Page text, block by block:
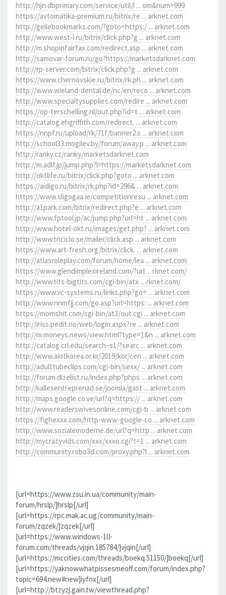
http://hjn.dbprimary.com/service/util/l ... om&num=999
https://avtomatika-premium.ru/bitrix/re ... arknet.com
http://geilebookmarks.com/?goto=https:/ ... arknet.com
http://www.west-l.ru/bitrix/click.php?g ... arknet.com
http://m.shopinfairfax.com/redirect.asp ... arknet.com
http://samovar-forum.ru/go?https://marketsdarknet.com
http://rp-server.com/bitrix/click.php?g ... arknet.com
https://www.chernovskie.ru/bitrix/rk.ph ... arknet.com
http://www.wieland-dental.de/nc/en/reco ... arknet.com
http://www.specialtysupplies.com/redire ... arknet.com
https://op-terschelling.nl/out.php?id=t ... arknet.com
http://catalog.ehgriffith.com/redirect. ... arknet.com
https://nnpf.ru/upload/rk/71f/banner2.s ... arknet.com
http://school33.mogilev.by/forum/away.p ... arknet.com
http://ranky.cz/ranky/marketsdarknet.com
http://m.adlf.jp/jump.php?l=https://marketsdarknet.com
http://oktlife.ru/bitrix/click.php?goto ... arknet.com
https://aidigo.ru/bitrix/rk.php?id=296& ... arknet.com
https://www.sligogaa.ie/competitionresu ... arknet.com
http://a1park.com/bitrix/redirect.php?e ... arknet.com
http://www.fptool.jp/ac/jump.php?url=ht ... arknet.com
http://www.hotel-okt.ru/images/get.php? ... arknet.com
http://www.triciclo.se/mailer/click.asp ... arknet.com
https://www.art-fresh.org/bitrix/click. ... arknet.com
http://atlasroleplay.com/forum/home/lea ... arknet.com
https://www.glendimplexireland.com/?url ... rknet.com/
http://www.tits-bigtits.com/cgi-bin/atx ... rknet.com/
https://www.vc-systems.ru/links.php?go= ... arknet.com
http://www.nnmfjj.com/go.asp?url=https: ... arknet.com
https://momshit.com/cgi-bin/at3/out.cgi ... arknet.com
http://iriss.pedit.no/web/login.aspx?re ... arknet.com
http://m.moneys.news/view.html?type=1&n ... arknet.com
http://catalog.crl.edu/search~s1/?searc ... arknet.com
http://www.aiotkorea.or.kr/2019/kor/cen ... arknet.com
http://adulttubeclips.com/cgi-bin/sexx/ ... arknet.com
http://forum.dizelist.ru/index.php?phps ... arknet.com
http://kallesentreprenad.se/joomla/gast ... arknet.com
http://maps.google.co.ve/url?q=https:// ... arknet.com
http://www.readerswivesonline.com/cgi-b ... arknet.com
https://fighexxx.com/http-www-google-co ... arknet.com
http://www.sozialemoderne.de/url?q=http ... arknet.com
http://mycrazyvids.com/xxx/xxxo.cgi?t=1 ... arknet.com
http://community.robo3d.com/proxy.php?l ... arknet.com
[url=https://www.zsu.in.ua/community/main-
forum/hrslp/]hrslp[/url]
[url=https://rpc.mak.ac.ug/community/main-
forum/zqzek/]zqzek[/url]
[url=https://www.windows-10-
forum.com/threads/vjqin.185784/]vjqin[/url]
[url=https://mccities.com/threads/boekq.51150/]boekq[/url]
[url=https://yaknowwhatpissesmeoff.com/forum/index.php?
topic=694.new#new]iyfnx[/url]
[url=http://btzyzj.gain.tw/viewthread.php?